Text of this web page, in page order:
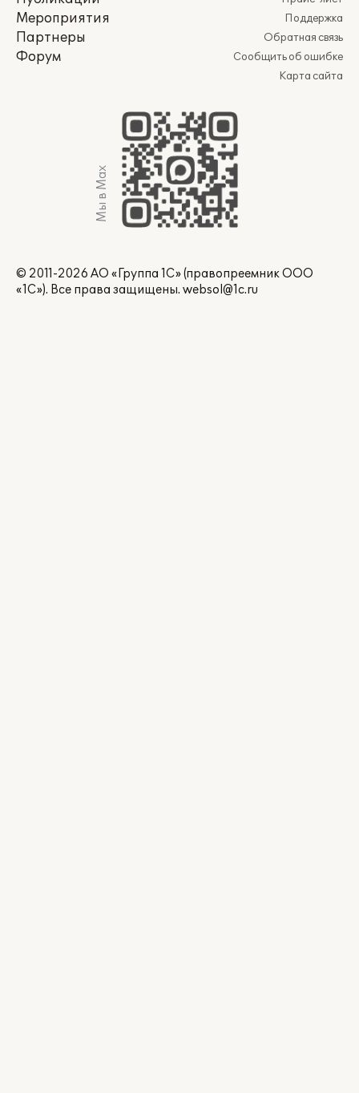
Мероприятия
Партнеры
Форум
Поддержка
Обратная связь
Сообщить об ошибке
Карта сайта
Мы в Max
© 2011-2026 АО «Группа 1С» (правопреемник ООО
«1С»). Все права защищены. websol@1c.ru